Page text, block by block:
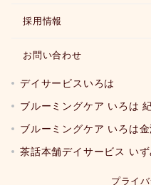
採用情報
お問い合わせ
デイサービスいろは
ブルーミングケア いろは
ブルーミングケア いろは
茶話本舗デイサービス い
プライ